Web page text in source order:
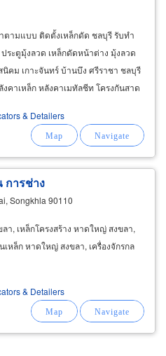
ตามแบบ ติดตั้งเหล็กดัด ชลบุรี รับทำ
ระตูมุ้งลวด เหล็กดัดหน้าต่าง มุ้งลวด
คม เกาะจันทร์ บ้านบึง ศรีราชา ชลบุรี
คาเหล็ก หลังคาเมทัลชีท โครงกันสาด
& Detailers
การช่าง
Songkhla 90110
า, เหล็กโครงสร้าง หาดใหญ่ สงขลา,
หล็ก หาดใหญ่ สงขลา, เครื่องจักรกล
& Detailers